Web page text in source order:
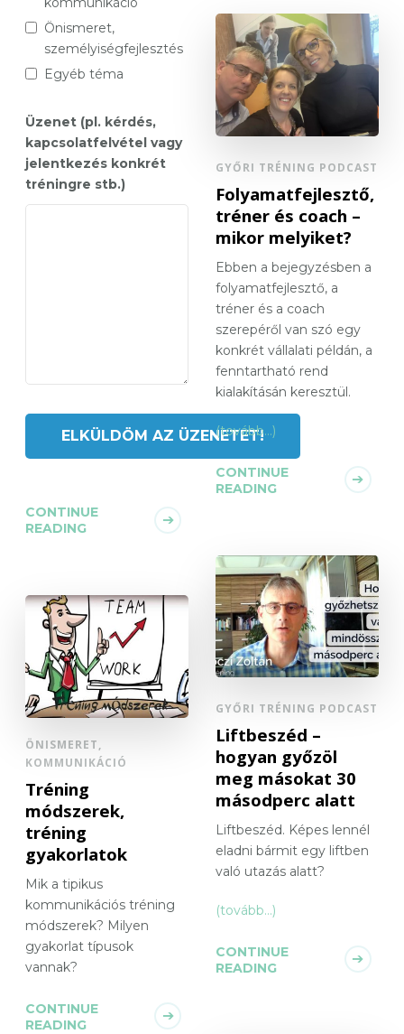
Önismeret,
személyiségfejlesztés
Egyéb téma
Üzenet (pl. kérdés,
kapcsolatfelvétel vagy
jelentkezés konkrét
tréningre stb.)
CONTINUE
READING
GYŐRI TRÉNING PODCAST
Folyamatfejlesztő,
tréner és coach –
mikor melyiket?
Ebben a bejegyzésben a
folyamatfejlesztő, a
tréner és a coach
szerepéről van szó egy
konkrét vállalati példán, a
fenntartható rend
kialakításán keresztül.
(tovább…)
CONTINUE
READING
GYŐRI TRÉNING PODCAST
Liftbeszéd –
hogyan győzöl
meg másokat 30
másodperc alatt
Liftbeszéd. Képes lennél
eladni bármit egy liftben
való utazás alatt?
(tovább…)
CONTINUE
READING
ÖNISMERET,
KOMMUNIKÁCIÓ
Tréning
módszerek,
tréning
gyakorlatok
Mik a tipikus
kommunikációs tréning
módszerek? Milyen
gyakorlat típusok
vannak?
CONTINUE
READING